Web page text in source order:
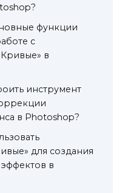
функции
с
в
инструмент
в Photoshop?
для создания
в